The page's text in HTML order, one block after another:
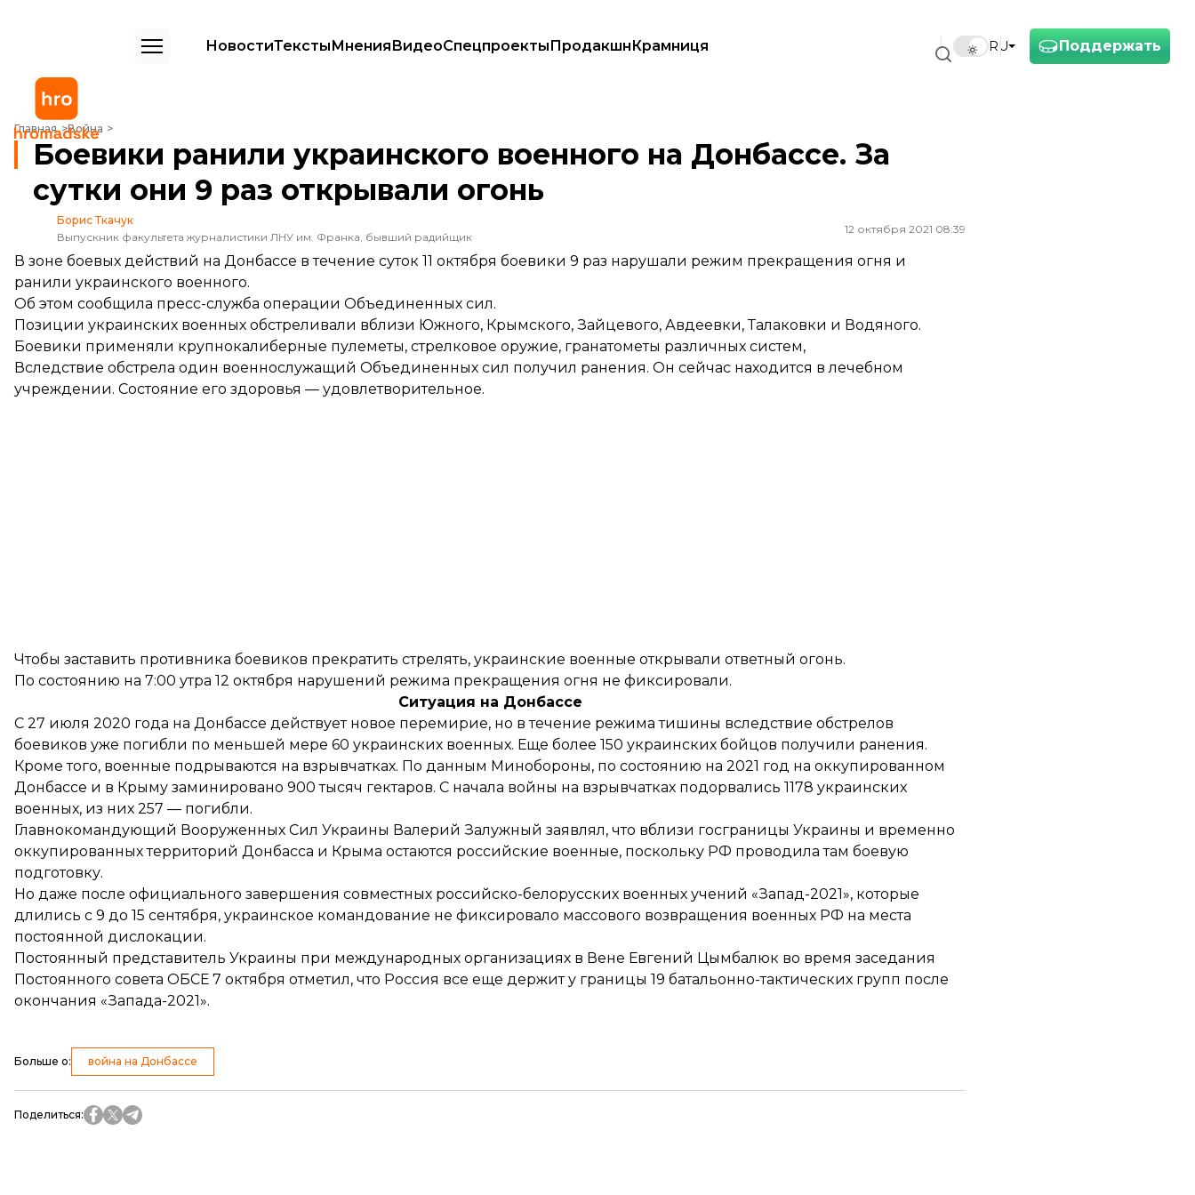
Поддержать
RU
НовостиТекстыМненияВидеоСпецпроектыПродакшнКрамниця
Главная Война
Боевики ранили украинского военного на Донбассе. За сутки они 9 раз открывали огонь
Боевики ранили украинского военного на Донбассе. За
сутки они 9 раз открывали огонь
Борис Ткачук
Выпускник факультета журналистики ЛНУ им. Франка, бывший радийщик
12 октября 2021 08:39
В зоне боевых действий на Донбассе в течение суток 11 октября боевики 9 раз нарушали режим прекращения огня и
ранили украинского военного.
Об этом сообщила пресс-служба операции Объединенных сил.
Позиции украинских военных обстреливали вблизи Южного, Крымского, Зайцевого, Авдеевки, Талаковки и Водяного.
Боевики применяли крупнокалиберные пулеметы, стрелковое оружие, гранатометы различных систем,
Вследствие обстрела один военнослужащий Объединенных сил получил ранения. Он сейчас находится в лечебном
учреждении. Состояние его здоровья — удовлетворительное.
Чтобы заставить противника боевиков прекратить стрелять, украинские военные открывали ответный огонь.
По состоянию на 7:00 утра 12 октября нарушений режима прекращения огня не фиксировали.
Ситуация на Донбассе
С 27 июля 2020 года на Донбассе действует новое перемирие, но в течение режима тишины вследствие обстрелов
боевиков уже погибли по меньшей мере 60 украинских военных. Еще более 150 украинских бойцов получили ранения.
Кроме того, военные подрываются на взрывчатках. По данным Минобороны, по состоянию на 2021 год на оккупированном
Донбассе и в Крыму заминировано 900 тысяч гектаров. С начала войны на взрывчатках подорвались 1178 украинских
военных, из них 257 — погибли.
Главнокомандующий Вооруженных Сил Украины Валерий Залужный заявлял, что вблизи госграницы Украины и временно
оккупированных территорий Донбасса и Крыма остаются российские военные, поскольку РФ проводила там боевую
подготовку.
Но даже после официального завершения совместных российско-белорусских военных учений «Запад-2021», которые
длились с 9 до 15 сентября, украинское командование не фиксировало массового возвращения военных РФ на места
постоянной дислокации.
Постоянный представитель Украины при международных организациях в Вене Евгений Цымбалюк во время заседания
Постоянного совета ОБСЕ 7 октября отметил, что Россия все еще держит у границы 19 батальонно-тактических групп после
окончания «Запада-2021».
Больше о: война на Донбассе
Поделиться: